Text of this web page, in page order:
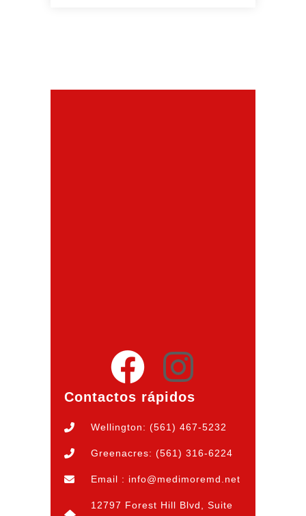
Contactos rápidos
Wellington: (561) 467-5232
Greenacres: (561) 316-6224
Email : info@medimoremd.net
12797 Forest Hill Blvd, Suite